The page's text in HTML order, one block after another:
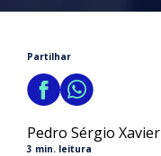
Partilhar
Pedro Sérgio Xavier
3 min. leitura